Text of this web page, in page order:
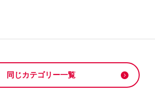
同じカテゴリー一覧